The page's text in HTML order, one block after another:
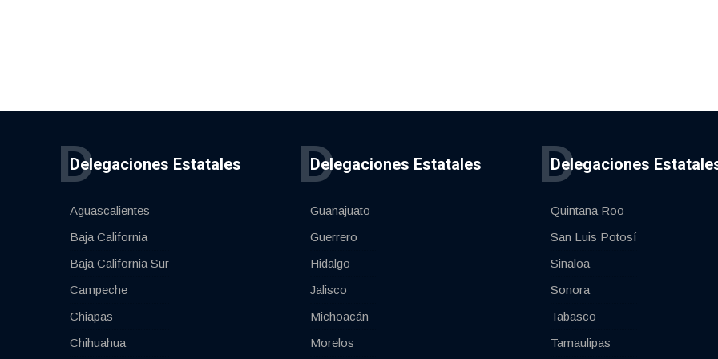
Delegaciones Estatales
D
Aguascalientes
Baja California
Baja California Sur
Campeche
Chiapas
Chihuahua
Delegaciones Estatales
D
Guanajuato
Guerrero
Hidalgo
Jalisco
Michoacán
Morelos
Delegaciones
D
Quintana Roo
San Luis Potosí
Sinaloa
Sonora
Tabasco
Tamaulipas